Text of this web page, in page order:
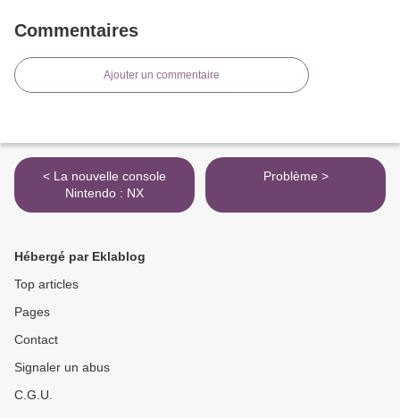
Commentaires
Ajouter un commentaire
< La nouvelle console
Nintendo : NX
Problème >
Hébergé par Eklablog
Top articles
Pages
Contact
Signaler un abus
C.G.U.